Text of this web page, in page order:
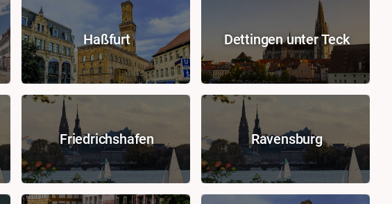
Haßfurt Dettingen unter Teck
Friedrichshafen Ravensburg